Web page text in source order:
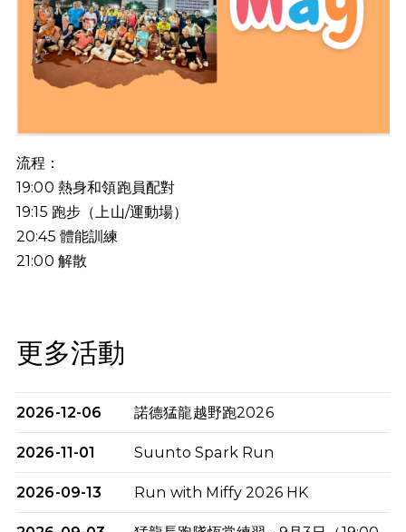
流程：
19:00 熱身和領跑員配對
19:15 跑步（上山/運動場）
20:45 體能訓練
21:00 解散
更多活動
2026-12-06 諾德猛龍越野跑2026
2026-11-01 Suunto Spark Run
2026-09-13 Run with Miffy 2026 HK